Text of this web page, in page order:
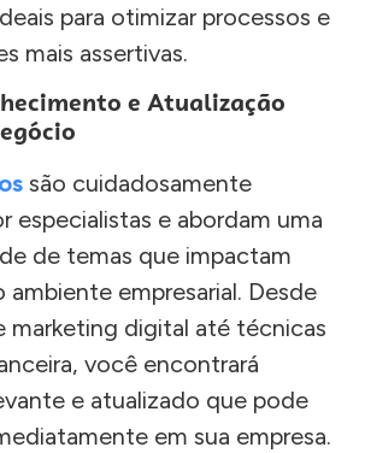
para otimizar processos e
mais assertivas.
e Atualização
são cuidadosamente
especialistas e abordam uma
de temas que impactam
empresarial. Desde
marketing digital até técnicas
você encontrará
e atualizado que pode
em sua empresa.